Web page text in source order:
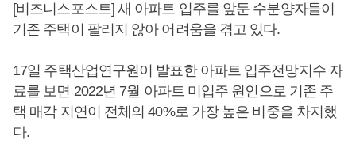
[비즈니스포스트] 새 아파트 입주를 앞둔 수분양자들이
기존 주택이 팔리지 않아 어려움을 겪고 있다.
17일 주택산업연구원이 발표한 아파트 입주전망지수 자
료를 보면 2022년 7월 아파트 미입주 원인으로 기존 주
택 매각 지연이 전체의 40%로 가장 높은 비중을 차지했
다.